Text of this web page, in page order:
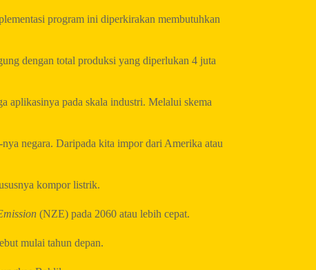
program ini diperkirakan membutuhkan
dengan total produksi yang diperlukan 4 juta
aplikasinya pada skala industri. Melalui skema
-nya negara. Daripada kita impor dari Amerika atau
kompor listrik.
(NZE) pada 2060 atau lebih cepat.
mulai tahun depan.